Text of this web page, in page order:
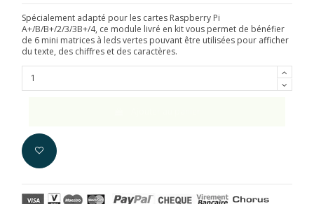
Spécialement adapté pour les cartes Raspberry Pi
A+/B/B+/2/3/3B+/4, ce module livré en kit vous permet de bénéfier
de 6 mini matrices à leds vertes pouvant être utilisées pour afficher
du texte, des chiffres et des caractères.